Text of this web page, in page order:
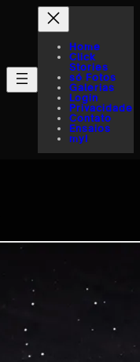
Home
Click
Stories
só Fotos
Galerias
Login
Privacidade
Contato
Ensaios
myI